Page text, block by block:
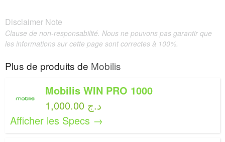
Disclaimer Note
Clause de non-responsabilité. Nous ne pouvons pas garantir que
les informations sur cette page sont correctes à 100%.
Plus de produits de Mobilis
Mobilis WIN PRO 1000
1,000.00 د.ج
Afficher les Specs →